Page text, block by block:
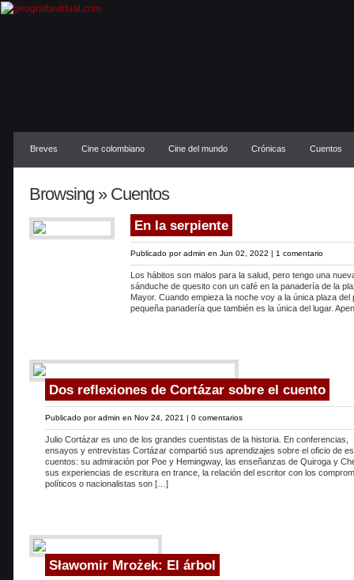
Breves Cine colombiano Cine del mundo Crónicas Cuentos
Browsing » Cuentos
En la serpiente
Publicado poradmin en Jun 02, 2022 | 1 comentario
Los hábitos son malos para la salud, pero tengo una
sánduche de quesito con un café en la panadería de la
Mayor. Cuando empieza la noche voy a la única plaza del
pequeña panadería que también es la única del lugar.
Dos reflexiones de Cortázar sobre el cuento
Publicado poradmin en Nov 24, 2021 | 0 comentarios
Julio Cortázar es uno de los grandes cuentistas de la historia. En conferencias,
ensayos y entrevistas Cortázar compartió sus aprendizajes sobre el oficio de
cuentos: su admiración por Poe y Hemingway, las enseñanzas de Quiroga y
sus experiencias de escritura en trance, la relación del escritor con los
políticos o nacionalistas son […]
Sławomir Mrożek: El árbol